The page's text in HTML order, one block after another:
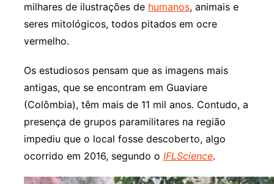
milhares de ilustrações de humanos, animais e
seres mitológicos, todos pitados em ocre
vermelho.
Os estudiosos pensam que as imagens mais
antigas, que se encontram em Guaviare
(Colômbia), têm mais de 11 mil anos. Contudo, a
presença de grupos paramilitares na região
impediu que o local fosse descoberto, algo
ocorrido em 2016, segundo o IFLScience.